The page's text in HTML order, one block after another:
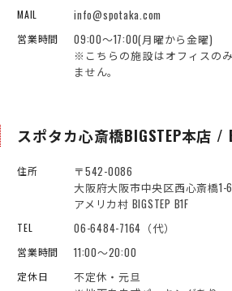
MAIL info@spotaka.com
営業時間
09:00～17:00(月曜から金曜)
※こちらの施設はオフィスの
ません。
スポタカ心斎橋BIGSTEP本店 /
住所
〒542-0086
大阪府大阪市中央区西心斎橋1-
アメリカ村 BIGSTEP B1F
TEL 06-6484-7164（代）
営業時間 11:00～20:00
定休日
不定休・元旦